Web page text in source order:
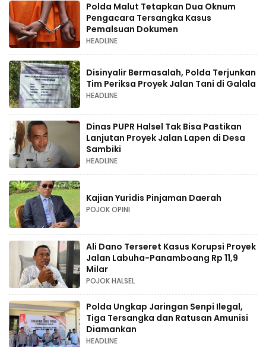
Polda Malut Tetapkan Dua Oknum
Pengacara Tersangka Kasus
Pemalsuan Dokumen
HEADLINE
Disinyalir Bermasalah, Polda Terjunkan
Tim Periksa Proyek Jalan Tani di Galala
HEADLINE
Dinas PUPR Halsel Tak Bisa Pastikan
Lanjutan Proyek Jalan Lapen di Desa
Sambiki
HEADLINE
Kajian Yuridis Pinjaman Daerah
POJOK OPINI
Ali Dano Terseret Kasus Korupsi Proyek
Jalan Labuha-Panamboang Rp 11,9
Milar
POJOK HALSEL
Polda Ungkap Jaringan Senpi Ilegal,
Tiga Tersangka dan Ratusan Amunisi
Diamankan
HEADLINE